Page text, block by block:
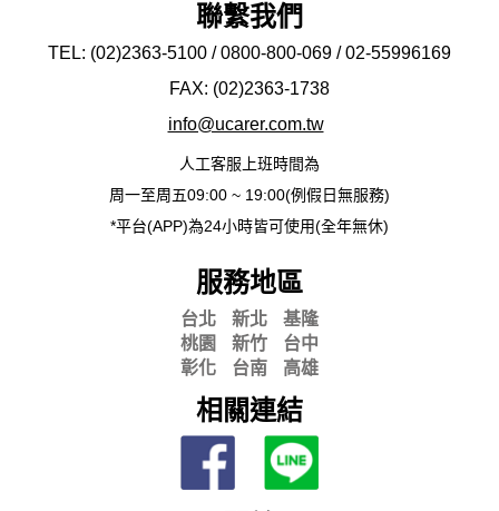
聯繫我們
TEL: (02)2363-5100 / 0800-800-069 / 02-55996169
FAX: (02)2363-1738
info@ucarer.com.tw
人工客服上班時間為
周一至周五09:00 ~ 19:00(例假日無服務)
*平台(APP)為24小時皆可使用(全年無休)
服務地區
台北 新北
基隆
桃園
新竹
台中
彰化
台南 高雄
相關連結